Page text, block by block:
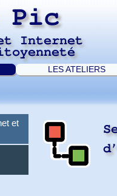
Pic
Internet
LES ATELIERS
et